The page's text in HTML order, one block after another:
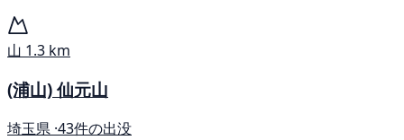
山 1.3 km
(浦山) 仙元山
埼玉県 ·43件の出没